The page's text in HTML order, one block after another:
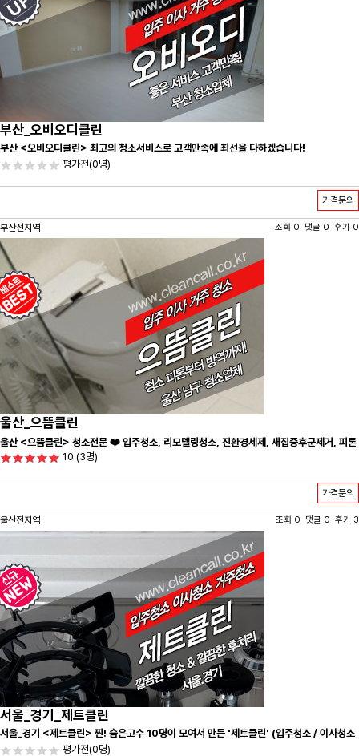
부산_오비오디클린
부산 <오비오디클린> 최고의 청소서비스로 고객만족에 최선을 다하겠습니다!
평가전(0명)
가격문의
부산전지역 조회 0 댓글 0 후기 0
울산_으뜸클린
울산 <으뜸클린> 청소전문 ❤️ 입주청소, 리모델링청소, 진환경세제, 새집증후군제거, 피톤
치드시공 전문 청소 업체 ❤️
10 (3명)
가격문의
울산전지역 조회 0 댓글 0 후기 3
서울_경기_제트클린
서울_경기 <제트클린> 찐! 숨은고수 10명이 모여서 만든 '제트클린' (입주청소 / 이사청소
/ 줄눈시공) 항상 꼼꼼하게 친절하게 응대하겠습니다^-^
평가전(0명)